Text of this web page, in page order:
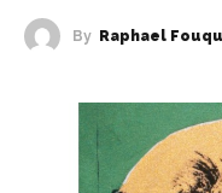
By Raphael